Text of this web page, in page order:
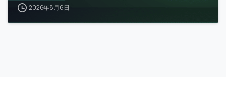
2026年8月6日